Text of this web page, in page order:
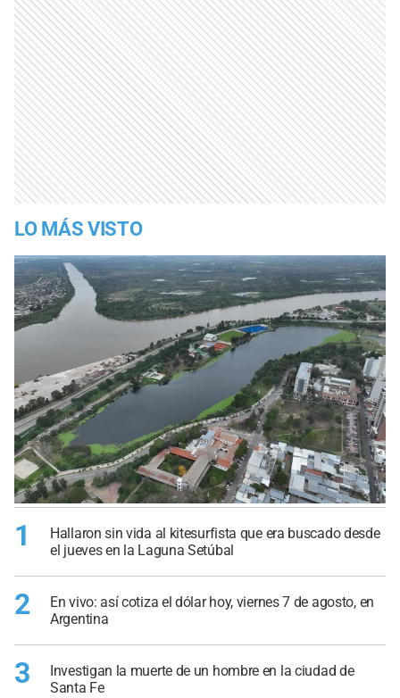
LO MÁS VISTO
1
Hallaron sin vida al kitesurfista que era buscado desde
el jueves en la Laguna Setúbal
2
En vivo: así cotiza el dólar hoy, viernes 7 de agosto, en
Argentina
3
Investigan la muerte de un hombre en la ciudad de
Santa Fe